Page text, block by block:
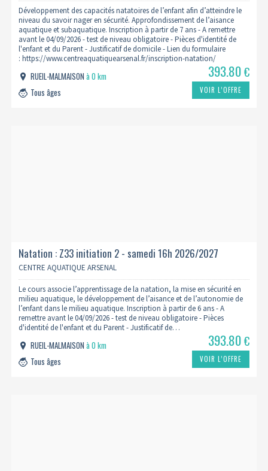
Développement des capacités natatoires de l’enfant afin d’atteindre le
niveau du savoir nager en sécurité. Approfondissement de l’aisance
aquatique et subaquatique. Inscription à partir de 7 ans - A remettre
avant le 04/09/2026 - test de niveau obligatoire - Pièces d'identité de
l'enfant et du Parent - Justificatif de domicile - Lien du formulaire
: https://www.centreaquatiquearsenal.fr/inscription-natation/
RUEIL-MALMAISONà 0 km
Tous âges
393.80€
VOIR L’OFFRE
Natation : Z33 initiation 2 - samedi 16h 2026/2027
CENTRE AQUATIQUE ARSENAL
Le cours associe l’apprentissage de la natation, la mise en sécurité en
milieu aquatique, le développement de l’aisance et de l’autonomie de
l’enfant dans le milieu aquatique. Inscription à partir de 6 ans - A
remettre avant le 04/09/2026 - test de niveau obligatoire - Pièces
d'identité de l'enfant et du Parent - Justificatif de…
RUEIL-MALMAISONà 0 km
Tous âges
393.80€
VOIR L’OFFRE